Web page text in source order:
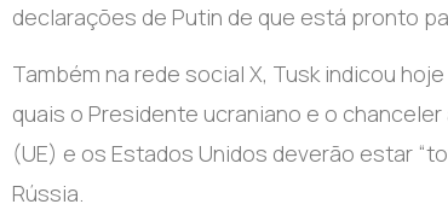
declarações de Putin de que está pronto
Também na rede social X, Tusk indicou
quais o Presidente ucraniano e o
(UE) e os Estados Unidos deverão estar
Rússia.